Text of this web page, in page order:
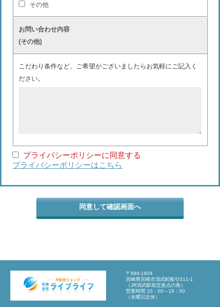
その他
お問い合わせ内容
(その他)
こだわり条件など、ご希望がございましたらお気軽にご記入く
ださい。
プライバシーポリシーに同意する
プライバシーポリシーはこちら
〒889-1604
宮崎県宮崎市清武町船引511-1
（JR清武駅前交差点の角）
営業時間 10：00～18：00
（水曜日定休）